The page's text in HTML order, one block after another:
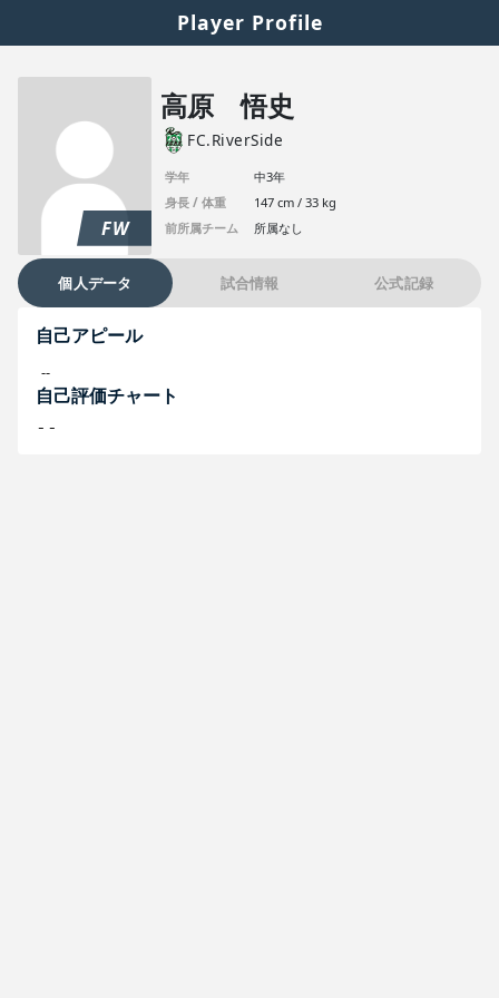
Player Profile
FW
高原 悟史
FC.RiverSide
学年
中3年
身長 / 体重
147 cm / 33 kg
前所属チーム
所属なし
個人データ 試合情報 公式記録
自己アピール
--
自己評価チャート
--